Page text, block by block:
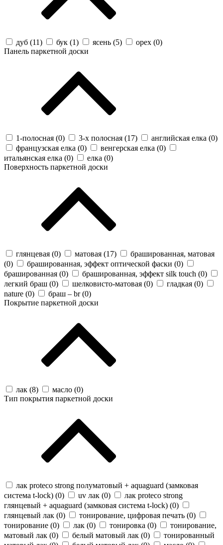
дуб (11) бук (1) ясень (5) орех (0)
Панель паркетной доски
1-полосная (0) 3-х полосная (17) английская елка (0)
французская елка (0) венгерская елка (0)
итальянская елка (0) елка (0)
Поверхность паркетной доски
глянцевая (0) матовая (17)
брашированная, матовая
(0) брашированная, эффект оптической фаски (0)
брашированная (0) брашированная, эффект silk touch (0)
легкий браш (0) шелковисто-матовая (0) гладкая (0)
nature (0) браш – br (0)
Покрытие паркетной доски
лак (8) масло (0)
Тип покрытия паркетной доски
лак proteco strong полуматовый + aquaguard (замковая
система t-lock) (0) uv лак (0)
лак proteco strong
глянцевый + aquaguard (замковая система t-lock) (0)
глянцевый лак (0) тонирование, цифровая печать (0)
тонирование (0) лак (0) тонировка (0)
тонирование,
матовый лак (0) белый матовый лак (0)
тонированный